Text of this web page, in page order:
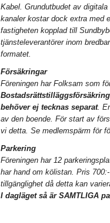
Kabel. Grundutbudet av
kanaler kostar dock extra med
fastigheten kopplad till
tjänsteleverantörer inom
formatet.
Försäkringar
Föreningen har Folksam som
behöver ej tecknas separat.
av den boende. För start av
vi detta. Se medlemspärm för
Parkering
Föreningen har 12
har hand om kölistan. Pris
tillgänglighet då detta kan
I dagläget så är SAMTLIGA